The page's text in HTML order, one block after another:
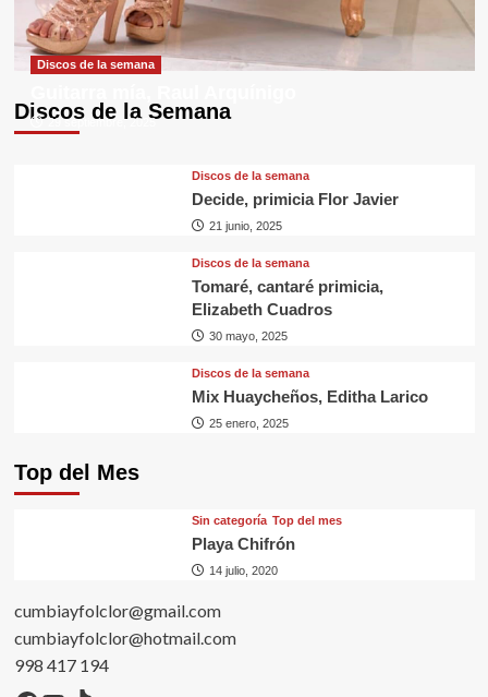
Discos de la Semana
Discos de la semana
29 septiembre, 2025
Discos de la semana
Decide, primicia Flor Javier
21 junio, 2025
Discos de la semana
Tomaré, cantaré primicia,
Elizabeth Cuadros
30 mayo, 2025
Discos de la semana
Mix Huaycheños, Editha Larico
25 enero, 2025
Top del Mes
Sin categorí­a Top del mes
Playa Chifrón
14 julio, 2020
cumbiayfolclor@gmail.com
cumbiayfolclor@hotmail.com
998 417 194